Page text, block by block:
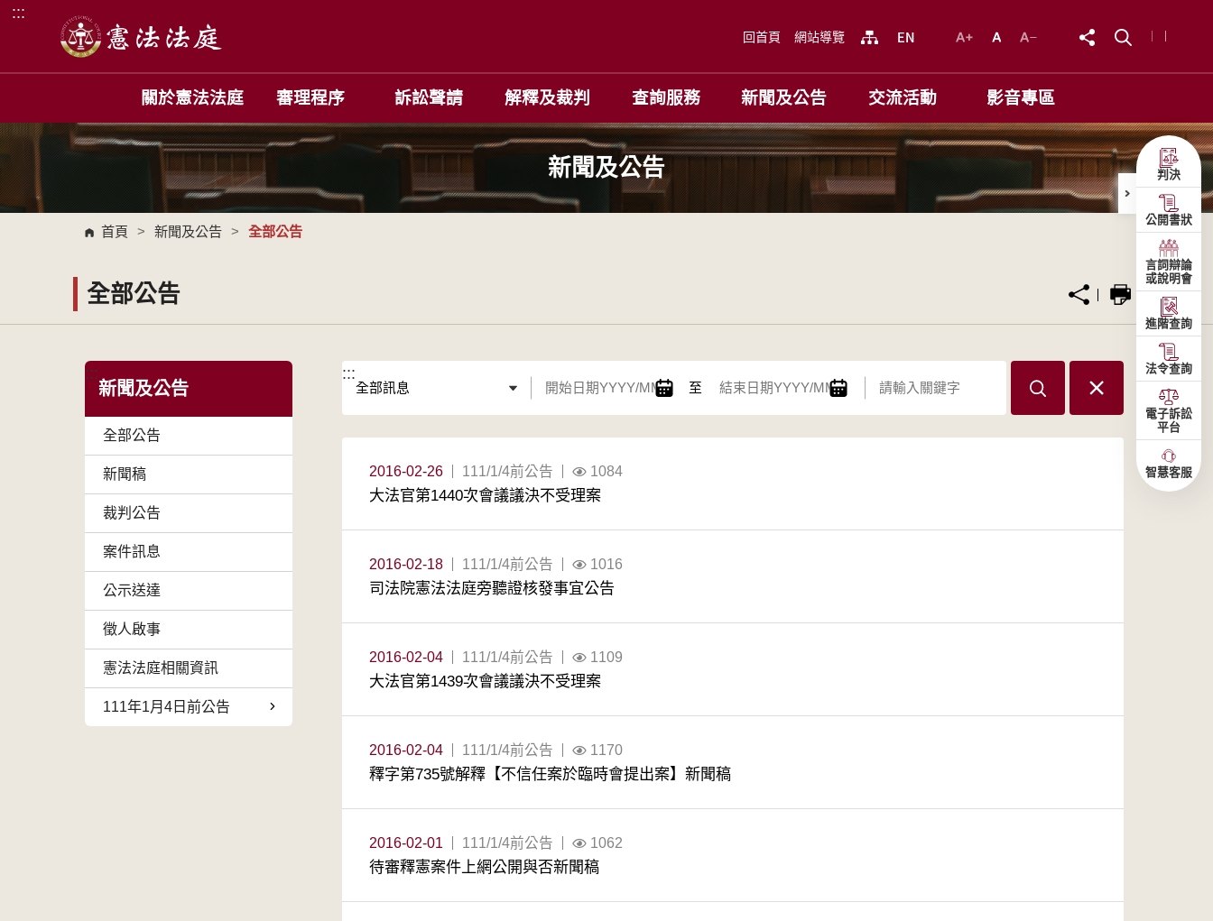
跳到主要內容區塊
:::
回首頁 網站導覽
關於憲法法庭 審理程序 訴訟聲請 解釋及裁判 查詢服務 新聞及公告 交流活動 影音專區
新聞及公告
首頁 > 新聞及公告 > 全部公告
全部公告
:::
新聞及公告
全部公告
新聞稿
裁判公告
案件訊息
公示送達
徵人啟事
憲法法庭相關資訊
111年1月4日前公告
:::
至
2016-02-26 111/1/4前公告 1084
大法官第1440次會議議決不受理案
2016-02-18 111/1/4前公告 1016
司法院憲法法庭旁聽證核發事宜公告
2016-02-04 111/1/4前公告 1109
大法官第1439次會議議決不受理案
2016-02-04 111/1/4前公告 1170
釋字第735號解釋【不信任案於臨時會提出案】新聞稿
2016-02-01 111/1/4前公告 1062
待審釋憲案件上網公開與否新聞稿
判決
公開書狀
言詞辯論
或說明會
進階查詢
法令查詢
電子訴訟
平台
智慧客服